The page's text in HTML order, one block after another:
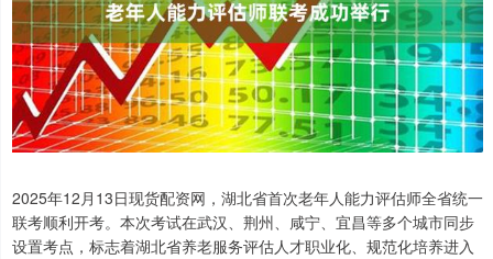
2025年12月13日现货配资网，湖北省首次老年人能力评估师全省统一
联考顺利开考。本次考试在武汉、荆州、咸宁、宜昌等多个城市同步
设置考点，标志着湖北省养老服务评估人才职业化、规范化培养进入